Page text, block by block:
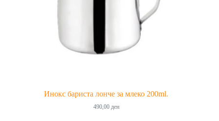
Инокс бариста лонче за млеко 200ml.
490,00 ден